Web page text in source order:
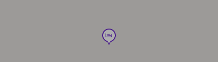
hotel